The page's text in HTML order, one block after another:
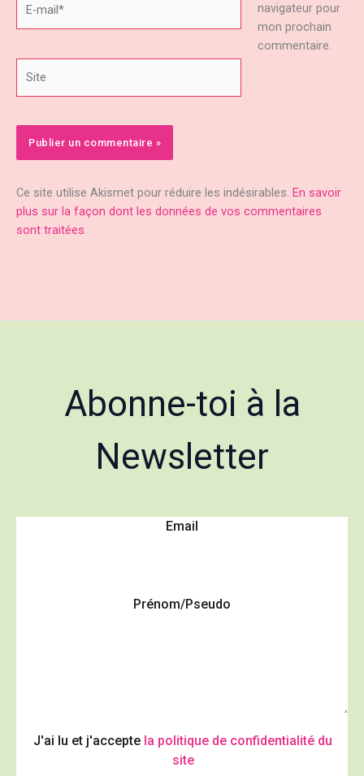
mail*
navigateur pour
mon prochain
commentaire.
Ce site utilise Akismet pour réduire les indésirables. En savoir
plus sur la façon dont les données de vos commentaires
sont traitées.
Abonne-toi à la
Newsletter
Email
Prénom/Pseudo
J'ai lu et j'accepte la politique de confidentialité du
site